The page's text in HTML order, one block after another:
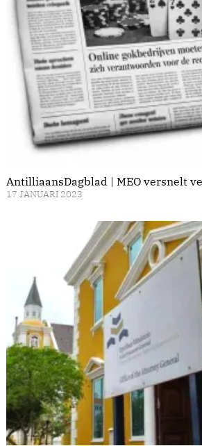
AntilliaansDagblad | MEO versnelt
17 JANUARI 2023